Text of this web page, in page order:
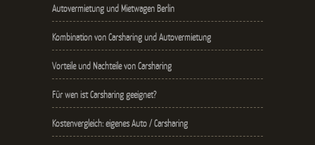
Autovermietung und Mietwagen Berlin
Kombination von Carsharing und Autovermietung
Vorteile und Nachteile von Carsharing
Für wen ist Carsharing geeignet?
Kostenvergleich: eigenes Auto / Carsharing